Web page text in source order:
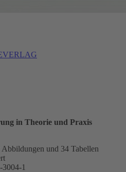
in Theorie und Praxis
und 34 Tabellen
1